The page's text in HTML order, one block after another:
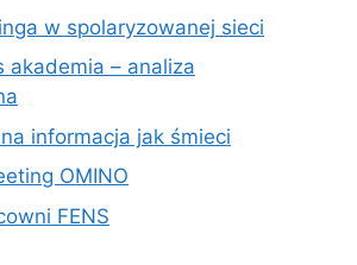
w spolaryzowanej sieci
akademia – analiza
informacja jak śmieci
OMINO
FENS